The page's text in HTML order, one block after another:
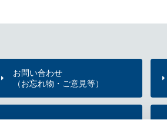
お問い合わせ
（お忘れ物・ご意見等）